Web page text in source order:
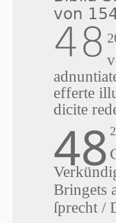
von
48
efferte
dicite
48
Bringets
ſprecht /